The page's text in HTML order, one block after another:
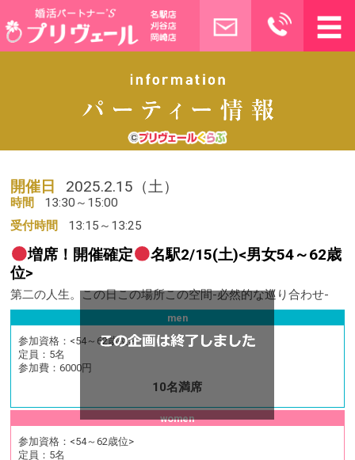
開催日 2025.2.15（土）
時間
13:30～15:00
受付時間
13:15～13:25
増席！開催確定
名駅2/15(土)<男女54～62歳
位>
第二の人生。この日この場所この空間-必然的な巡り合わせ-
men
参加資格： <54～62歳位>
定員： 5名
参加費： 6000円
10名満席
women
参加資格： <54～62歳位>
定員： 5名